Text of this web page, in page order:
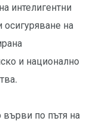
интелигентни
осигуряване на
и национално
по пътя на